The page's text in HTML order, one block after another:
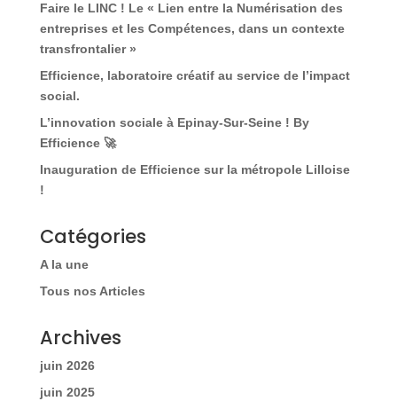
Faire le LINC ! Le « Lien entre la Numérisation des
entreprises et les Compétences, dans un contexte
transfrontalier »
Efficience, laboratoire créatif au service de l’impact
social.
L’innovation sociale à Epinay-Sur-Seine ! By
Efficience 🚀
Inauguration de Efficience sur la métropole Lilloise
!
Catégories
A la une
Tous nos Articles
Archives
juin 2026
juin 2025